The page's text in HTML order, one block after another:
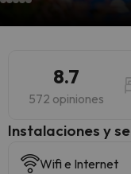
8.7
572 opiniones
Instalaciones y
Wifi e Internet